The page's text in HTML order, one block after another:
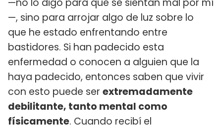
—no lo digo para que se sientan mal por mí
—, sino para arrojar algo de luz sobre lo
que he estado enfrentando entre
bastidores. Si han padecido esta
enfermedad o conocen a alguien que la
haya padecido, entonces saben que vivir
con esto puede ser extremadamente
debilitante, tanto mental como
físicamente. Cuando recibí el